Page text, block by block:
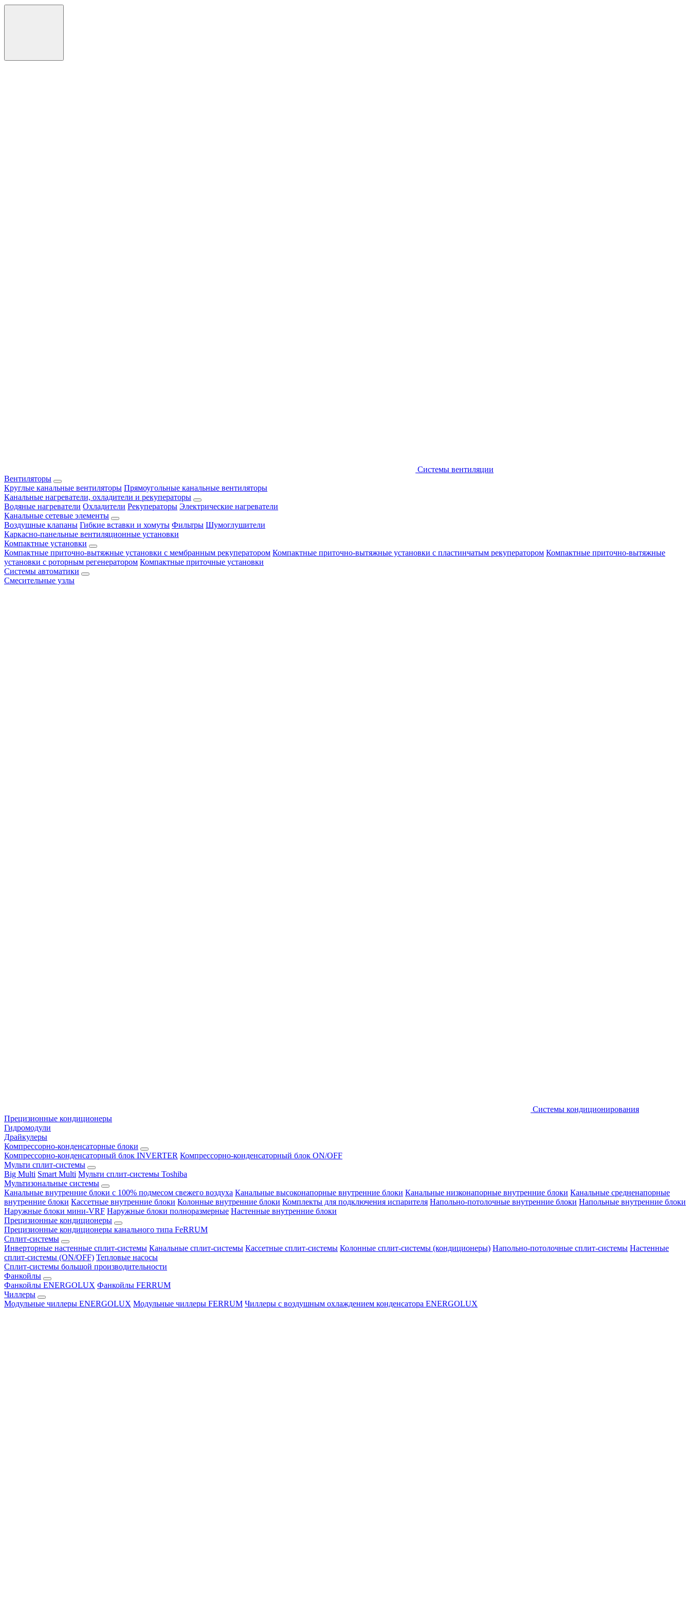
Системы вентиляции
Вентиляторы
Круглые канальные вентиляторы Прямоугольные канальные вентиляторы
Канальные нагреватели, охладители и рекуператоры
Водяные нагреватели Охладители Рекуператоры Электрические нагреватели
Канальные сетевые элементы
Воздушные клапаны Гибкие вставки и хомуты Фильтры Шумоглушители
Каркасно-панельные вентиляционные установки
Компактные установки
Компактные приточно-вытяжные установки с мембранным рекуператором Компактные приточно-вытяжные установки с пластинчатым рекуператором Компактные приточно-вытяжные
установки с роторным регенератором Компактные приточные установки
Системы автоматики
Смесительные узлы
Системы кондиционирования
Прецизионные кондиционеры
Гидромодули
Драйкулеры
Компрессорно-конденсаторные блоки
Компрессорно-конденсаторный блок INVERTER Компрессорно-конденсаторный блок ON/OFF
Мульти сплит-системы
Big Multi Smart Multi Мульти сплит-системы Toshiba
Мультизональные системы
Канальные внутренние блоки с 100% подмесом свежего воздуха Канальные высоконапорные внутренние блоки Канальные низконапорные внутренние блоки Канальные средненапорные
внутренние блоки Кассетные внутренние блоки Колонные внутренние блоки Комплекты для подключения испарителя Напольно-потолочные внутренние блоки Напольные внутренние блоки
Наружные блоки мини-VRF Наружные блоки полноразмерные Настенные внутренние блоки
Прецизионные кондиционеры
Прецизионные кондиционеры канального типа FeRRUM
Сплит-системы
Инверторные настенные сплит-системы Канальные сплит-системы Кассетные сплит-системы Колонные сплит-системы (кондиционеры) Напольно-потолочные сплит-системы Настенные
сплит-системы (ON/OFF) Тепловые насосы
Сплит-системы большой производительности
Фанкойлы
Фанкойлы ENERGOLUX Фанкойлы FERRUM
Чиллеры
Модульные чиллеры ENERGOLUX Модульные чиллеры FERRUM Чиллеры с воздушным охлаждением конденсатора ENERGOLUX